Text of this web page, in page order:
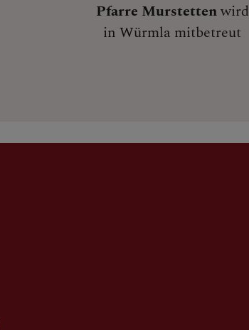
Pfarre Murstettenwird
in Würmla mitbetreut